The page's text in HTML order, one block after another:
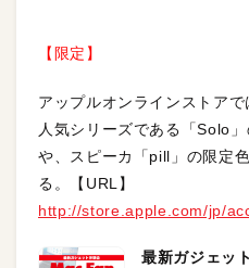
【限定】
アップルオンラインストア
人気シリーズである「Solo
や、スピーカ「pill」の限定
る。【URL】
http://store.apple.com/jp/
最新ガジェッ